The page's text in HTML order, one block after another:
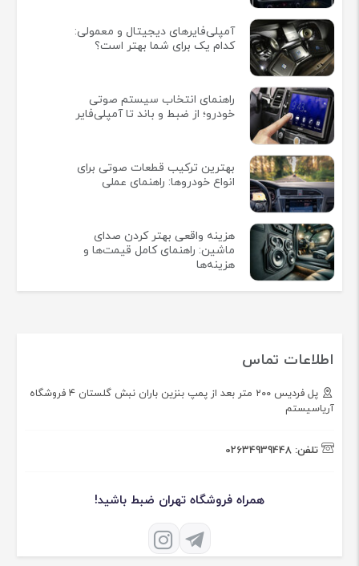
آمپلی‌فایرهای دیجیتال و معمولی:
کدام یک برای شما بهتر است؟
راهنمای انتخاب سیستم صوتی
خودرو؛ از ضبط و باند تا آمپلی‌فایر
بهترین ترکیب قطعات صوتی برای
انواع خودروها: راهنمای عملی
هزینه واقعی بهتر کردن صدای
ماشین: راهنمای کامل قیمت‌ها و
هزینه‌ها
اطلاعات تماس
پل فردیس ۲۰۰ متر بعد از پمپ بنزین باران نبش گلستان ۴ فروشگاه
آریاسیستم
تلفن: 02634939448
همراه فروشگاه تهران ضبط باشید!